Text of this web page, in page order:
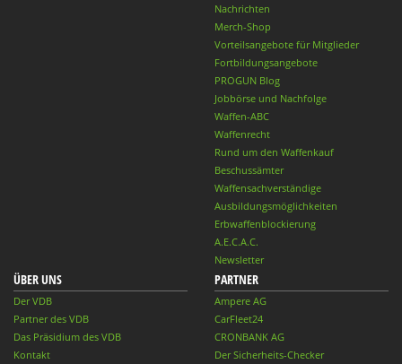
Nachrichten
Merch-Shop
Vorteilsangebote für Mitglieder
Fortbildungsangebote
PROGUN Blog
Jobbörse und Nachfolge
Waffen-ABC
Waffenrecht
Rund um den Waffenkauf
Beschussämter
Waffensachverständige
Ausbildungsmöglichkeiten
Erbwaffenblockierung
A.E.C.A.C.
Newsletter
ÜBER UNS
Der VDB
Partner des VDB
Das Präsidium des VDB
Kontakt
PARTNER
Ampere AG
CarFleet24
CRONBANK AG
Der Sicherheits-Checker